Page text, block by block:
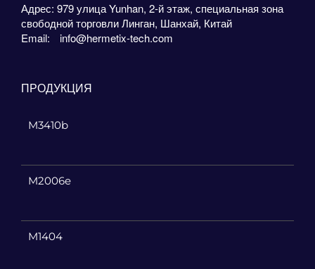
Адрес: 979 улица Yunhan, 2-й этаж, специальная зона
свободной торговли Линган, Шанхай, Китай
Email:
info@hermetix-tech.com
ПРОДУКЦИЯ
M3410b
M2006e
M1404